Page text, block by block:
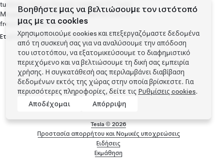
turbines, Homer Electric installed 37 Tesla
Megapacks, providing grid stability even in
freezing temperatures.
Ετικέτες: Energy,Solar,Solar Energy,V3 superchargers
Μενού υποσέλιδου
Tesla ©2026
Προστασία απορρήτου και Νομικές υποχρεώσεις
Ειδήσεις
Εκμάθηση
Βοηθήστε μας να βελτιώσουμε τον ιστότοπό
μας με τα cookies
Χρησιμοποιούμε cookies και επεξεργαζόμαστε δεδομένα
από τη συσκευή σας για να αναλύσουμε την απόδοση
του ιστοτόπου, να εξατομικεύσουμε το διαφημιστικό
περιεχόμενο και να βελτιώσουμε τη δική σας εμπειρία
χρήσης. Η συγκατάθεσή σας περιλαμβάνει διαβίβαση
δεδομένων εκτός της χώρας στην οποία βρίσκεστε. Για
περισσότερες πληροφορίες, δείτε τις Ρυθμίσεις cookies.
Αποδέχομαι
Απόρριψη